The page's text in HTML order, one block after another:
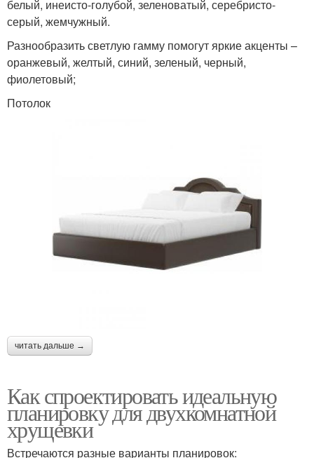
белый, инеисто-голубой, зеленоватый, серебристо-
серый, жемчужный.
Разнообразить светлую гамму помогут яркие акценты –
оранжевый, желтый, синий, зеленый, черный,
фиолетовый;
Потолок
читать дальше →
Как спроектировать идеальную
планировку для двухкомнатной
хрущевки
Встречаются разные варианты планировок: